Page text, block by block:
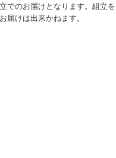
でのお届けとなります。組立を
届けは出来かねます。